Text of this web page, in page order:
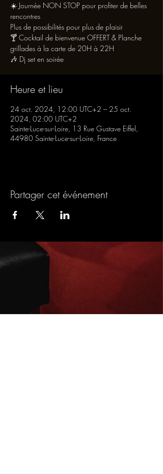
☀️ Journée NON STOP pour profiter de belles
rencontres
Plus de possibilités pour plus de plaisir
🍸 Cocktail de bienvenue OFFERT & Planche
grillades à la carte de 20H à 22H
🎶 Dj set en soirée
Heure et lieu
24 oct. 2024, 12:00 UTC+2 – 25 oct.
2024, 02:00 UTC+2
Sainte-Luce-sur-Loire, 13 Rue Gustave Eiffel,
44980 Sainte-Luce-sur-Loire, France
Partager cet événement